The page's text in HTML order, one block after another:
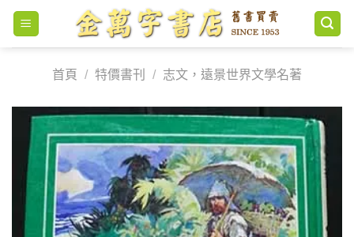
Skip
content
首頁
/ 特價書刊 / 志文，遠景世界文學名著